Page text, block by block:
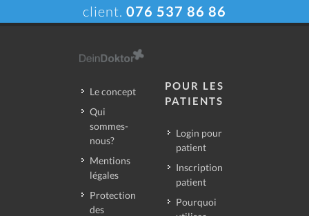
client. 076 537 86 86
Le concept
Qui
sommes-
nous?
Mentions
légales
Protection
des
POUR LES
PATIENTS
Login pour
patient
Inscription
patient
Pourquoi